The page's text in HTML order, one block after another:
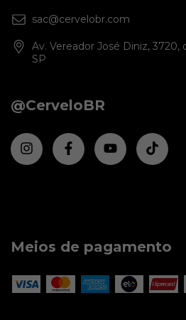
sac@cervelobr.com
Av. Vereador José Diniz, 3720,
SP
@CerveloBR
Meios de pagamento